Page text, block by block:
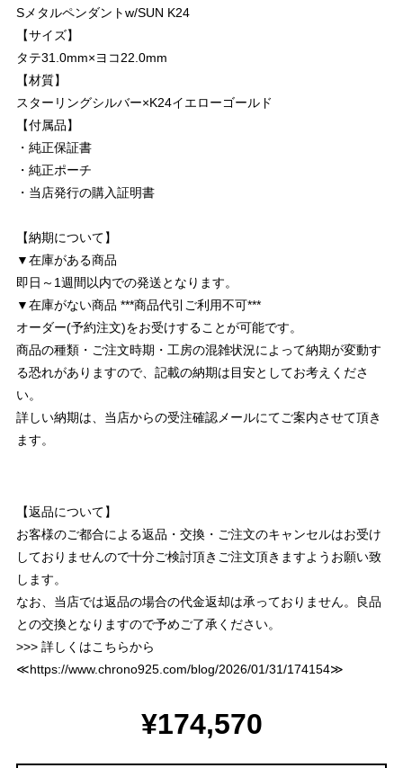
Sメタルペンダントw/SUN K24
【サイズ】
タテ31.0mm×ヨコ22.0mm
【材質】
スターリングシルバー×K24イエローゴールド
【付属品】
・純正保証書
・純正ポーチ
・当店発行の購入証明書
【納期について】
▼在庫がある商品
即日～1週間以内での発送となります。
▼在庫がない商品 ***商品代引ご利用不可***
オーダー(予約注文)をお受けすることが可能です。
商品の種類・ご注文時期・工房の混雑状況によって納期が変動す
る恐れがありますので、記載の納期は目安としてお考えくださ
い。
詳しい納期は、当店からの受注確認メールにてご案内させて頂き
ます。
【返品について】
お客様のご都合による返品・交換・ご注文のキャンセルはお受け
しておりませんので十分ご検討頂きご注文頂きますようお願い致
します。
なお、当店では返品の場合の代金返却は承っておりません。良品
との交換となりますので予めご了承ください。
>>> 詳しくはこちらから
≪https://www.chrono925.com/blog/2026/01/31/174154≫
¥174,570